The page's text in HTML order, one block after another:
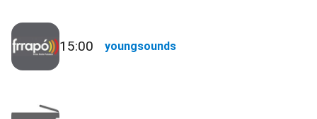
15:00 youngsounds